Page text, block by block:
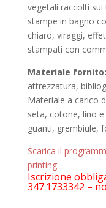
vegetali raccolti
stampe in bagno
chiaro, viraggi,
stampati con
Materiale fornito:
attrezzatura,
Materiale a carico
seta, cotone, lino
guanti, grembiule,
Scarica il
printing.
Iscrizione
347.1733342 –